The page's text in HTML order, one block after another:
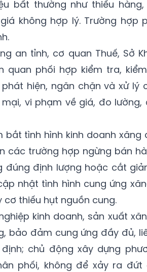
bất thường như thiếu
không hợp lý. Trường hợp
an tỉnh, cơ quan Thuế, Sở
quan phối hợp kiểm tra,
hiện, ngăn chặn và xử lý
vi phạm về giá, đo lường,
bắt tình hình kinh doanh xăng
các trường hợp ngừng bán
đúng định lượng hoặc cắt
nhật tình hình cung ứng
thiếu hụt nguồn cung.
kinh doanh, sản xuất
bảo đảm cung ứng đầy đủ,
chủ động xây dựng
phối, không để xảy ra đứt